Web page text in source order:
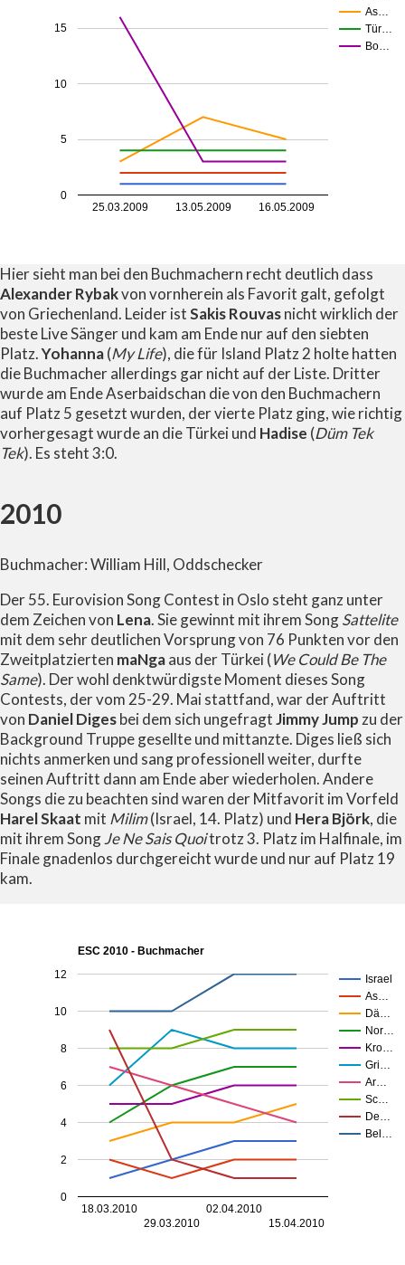
As…
Tür…
Bo…
25.03.2009 13.05.2009 16.05.2009
0
5
10
15
Hier sieht man bei den Buchmachern recht deutlich dass
Alexander Rybakvon vornherein als Favorit galt, gefolgt
von Griechenland. Leider istSakis Rouvasnicht wirklich der
beste Live Sänger und kam am Ende nur auf den siebten
Platz.Yohanna(My Life), die für Island Platz 2 holte hatten
die Buchmacher allerdings gar nicht auf der Liste. Dritter
wurde am Ende Aserbaidschan die von den Buchmachern
auf Platz 5 gesetzt wurden, der vierte Platz ging, wie richtig
vorhergesagt wurde an die Türkei und Hadise (Düm Tek
Tek). Es steht 3:0.
2010
Buchmacher: William Hill, Oddschecker
Der 55. Eurovision Song Contest in Oslo steht ganz unter
dem Zeichen von Lena. Sie gewinnt mit ihrem SongSattelite
mit dem sehr deutlichen Vorsprung von 76 Punkten vor den
Zweitplatzierten maNgaaus der Türkei (We Could Be The
Same). Der wohl denktwürdigste Moment dieses Song
Contests, der vom 25-29. Mai stattfand, war der Auftritt
von Daniel Digesbei dem sich ungefragtJimmy Jump zu der
Background Truppe gesellte und mittanzte. Diges ließ sich
nichts anmerken und sang professionell weiter, durfte
seinen Auftritt dann am Ende aber wiederholen. Andere
Songs die zu beachten sind waren der Mitfavorit im Vorfeld
Harel Skaat mit Milim(Israel, 14. Platz) und Hera Björk, die
mit ihrem SongJe Ne Sais Quoitrotz 3. Platz im Halfinale, im
Finale gnadenlos durchgereicht wurde und nur auf Platz 19
kam.
ESC 2010 - Buchmacher
Israel
As…
Dä…
Nor…
Kro…
Gri…
Ar…
Sc…
De…
Bel…
18.03.2010
29.03.2010
02.04.2010
15.04.2010
0
2
4
6
8
10
12